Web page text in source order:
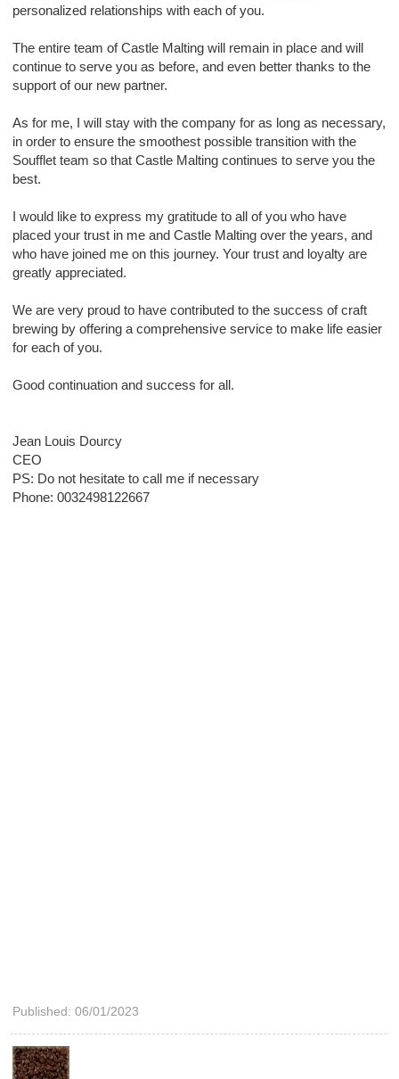
personalized relationships with each of you.
The entire team of Castle Malting will remain in place and will
continue to serve you as before, and even better thanks to the
support of our new partner.
As for me, I will stay with the company for as long as necessary,
in order to ensure the smoothest possible transition with the
Soufflet team so that Castle Malting continues to serve you the
best.
I would like to express my gratitude to all of you who have
placed your trust in me and Castle Malting over the years, and
who have joined me on this journey. Your trust and loyalty are
greatly appreciated.
We are very proud to have contributed to the success of craft
brewing by offering a comprehensive service to make life easier
for each of you.
Good continuation and success for all.
Jean Louis Dourcy
CEO
PS: Do not hesitate to call me if necessary
Phone: 0032498122667
Published: 06/01/2023